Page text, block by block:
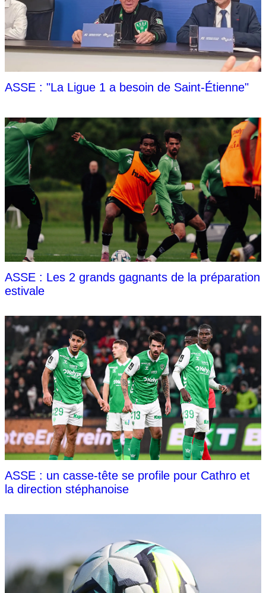
ASSE : "La Ligue 1 a besoin de Saint-Étienne"
ASSE : Les 2 grands gagnants de la préparation
estivale
ASSE : un casse-tête se profile pour Cathro et
la direction stéphanoise